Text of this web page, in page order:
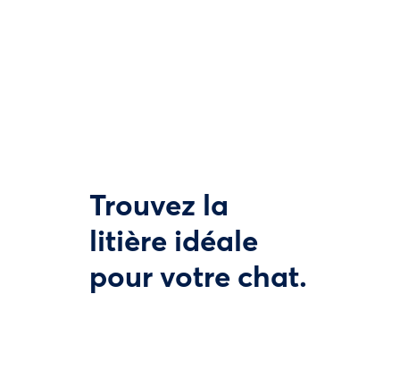
Trouvez la
litière idéale
pour votre chat.